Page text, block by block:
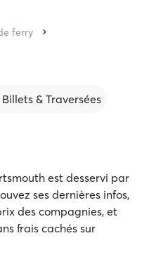
ferry
Billets & Traversées
est desservi par
ses dernières infos,
des compagnies, et
frais cachés sur